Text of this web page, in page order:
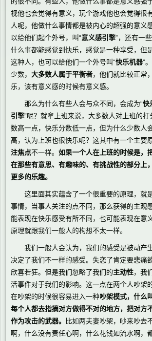
视他也会觉得有意义，玩个游戏他也会觉得很
人呢，他做什么事情都是被内心的超强的意义
以给他们起个外号，叫“意义感引擎”，还有一
什么事都能感觉到快乐，感觉是一种享受，但
这种人，也可以给他们一个外号叫“快乐机器”
少数， 大多数人属于平衡者，他们就比较正常
乐，该有意义感的时候有意义感。
那么为什么有些人会与众不同，会成为“快
引擎”呢？就拿上班来说，大多数人对上班的
数高一点，快乐分数低一点，但为什么少数人
高，认为上班也很快乐呢？这其中有一个主要
注焦点不一样。 如果一个人在上班的时候是，
在那些有意思、有趣味的、有挑战性的部分上
更多的乐趣。
这里面其实蕴含了一个很重要的原理，就
事情，当事人关注的点不同，那么获得的主观
能表现在快乐感受有所不同，也可能表现在意
原理就跟我们一般人的构想不太一样。
我们一般人会认为，我们的感受是被动产
决定了我们不一样的感受。失恋了肯定要悲痛
欣喜若狂。但是我们忽略了我们的主动性，我
活事件对于我们的影响。这一点在两个人吵架
在吵架的时候很容易进入一种吵架模式，什么
每个人都去指摘对方做得不对的地方，把对方
作为攻击的武器。
比如两夫妻吵架，吵来吵去
啊，什么没有责任心啊，什么花钱如流水啊，